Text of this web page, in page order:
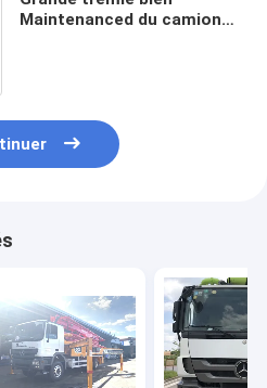
Maintenanced du camion